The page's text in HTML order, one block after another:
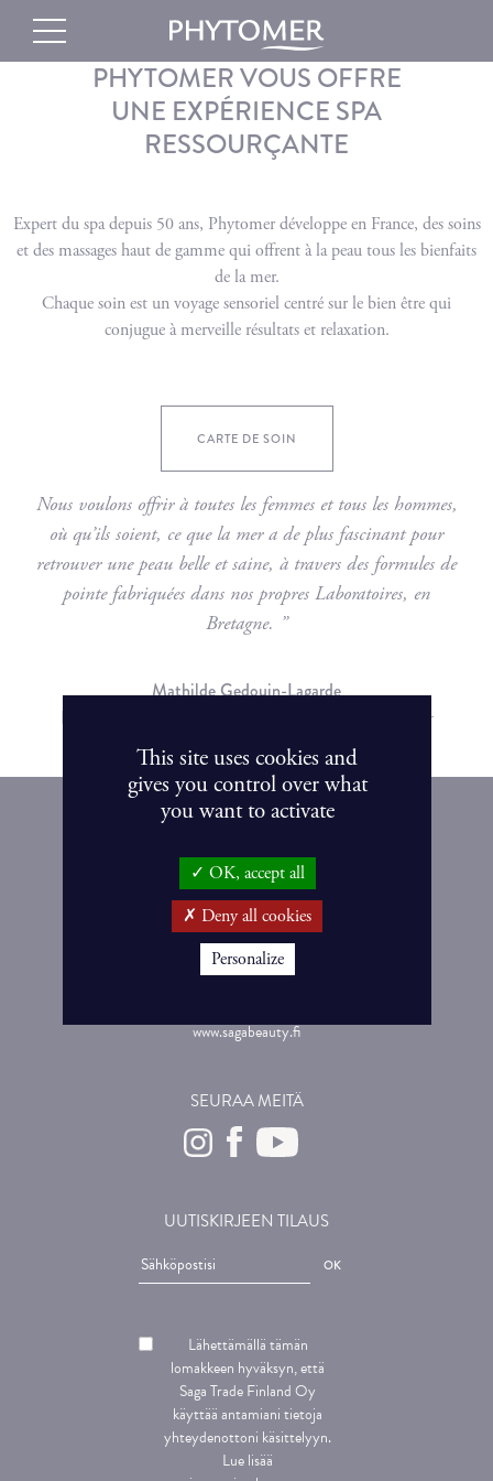
PHYTOMER VOUS OFFRE
UNE EXPÉRIENCE SPA
RESSOURÇANTE
Expert du spa depuis 50 ans, Phytomer développe en France, des soins
et des massages haut de gamme qui offrent à la peau tous les bienfaits
de la mer.
Chaque soin est un voyage sensoriel centré sur le bien être qui
conjugue à merveille résultats et relaxation.
CARTE DE SOIN
Nous voulons offrir à toutes les femmes et tous les hommes,
où qu’ils soient, ce que la mer a de plus fascinant pour
retrouver une peau belle et saine, à travers des formules de
pointe fabriquées dans nos propres Laboratoires, en
Bretagne. ”
Mathilde Gedouin-Lagarde
Directrice Générale Adjointe & petite-fille du fondateur
OTA YHTEYTTÄ
+358 2 4456230
www.sagabeauty.fi
SEURAA MEITÄ
UUTISKIRJEEN TILAUS
Lähettämällä tämän
lomakkeen hyväksyn, että
Saga Trade Finland Oy
käyttää antamiani tietoja
yhteydenottoni käsittelyyn.
Lue lisää
This site uses cookies and
gives you control over what
you want to activate
OK, accept all
Deny all cookies
Personalize